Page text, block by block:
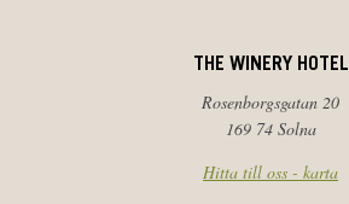
THE WINERY HOTEL
Rosenborgsgatan 20
169 74 Solna
Hitta till oss - karta